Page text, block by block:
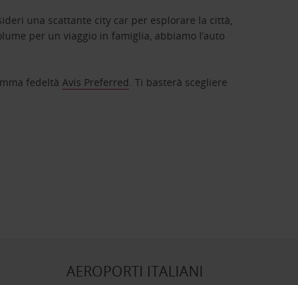
una scattante city car per esplorare la città,
per un viaggio in famiglia, abbiamo l’auto
fedeltàAvis Preferred. Ti basterà scegliere
AEROPORTI ITALIANI